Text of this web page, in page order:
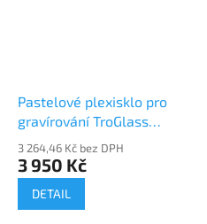
Pastelové plexisklo pro
gravírování TroGlass
3 264,46 Kč bez DPH
3 950 Kč
DETAIL